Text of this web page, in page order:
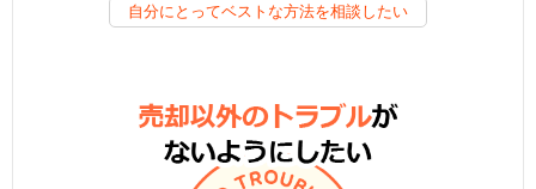
自分にとってベストな方法を相談したい